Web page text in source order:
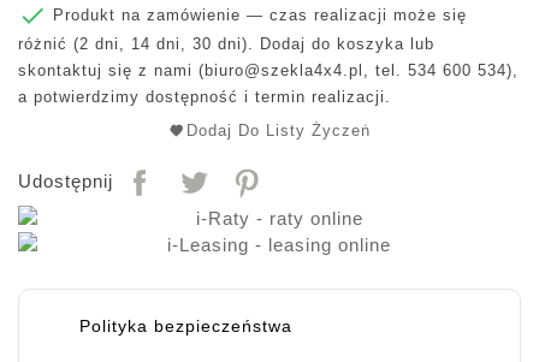

Produkt na zamówienie — czas realizacji może się
różnić (2 dni, 14 dni, 30 dni). Dodaj do koszyka lub
skontaktuj się z nami ( biuro@szekla4x4.pl , tel. 534 600 534),
a potwierdzimy dostępność i termin realizacji.
Dodaj Do Listy Życzeń
Udostępnij
Polityka bezpieczeństwa